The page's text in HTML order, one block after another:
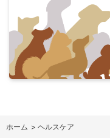
ホーム > ヘルスケア